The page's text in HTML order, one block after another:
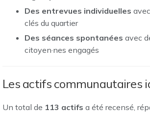
Des entrevues individuelles
clés du quartier
Des séances spontanées avec
citoyen·nes engagés
Les actifs communautaires
Un total de 113 actifs a été recensé,